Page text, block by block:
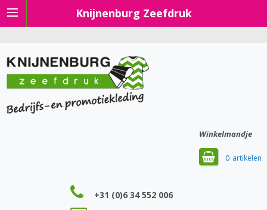
Knijnenburg Zeefdruk
Winkelmandje
0
+31 (0)6 34 552 006